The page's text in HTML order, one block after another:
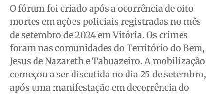
O fórum foi criado após a ocorrência de oito
mortes em ações policiais registradas no mês
de setembro de 2024 em Vitória. Os crimes
foram nas comunidades do Território do Bem,
Jesus de Nazareth e Tabuazeiro. A mobilização
começou a ser discutida no dia 25 de setembro,
após uma manifestação em decorrência do